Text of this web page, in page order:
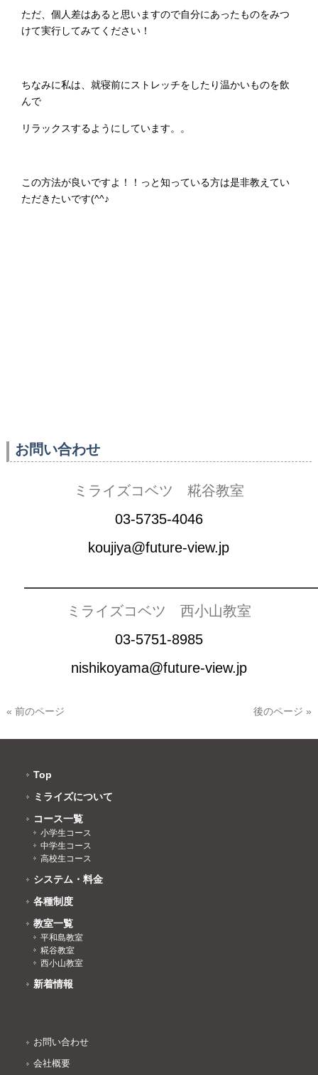
ただ、個人差はあると思いますので自分にあったものをみつ
けて実行してみてください！
ちなみに私は、就寝前にストレッチをしたり温かいものを飲
んで
リラックスするようにしています。。
この方法が良いですよ！！っと知っている方は是非教えてい
ただきたいです(^^♪
お問い合わせ
ミライズコベツ 糀谷教室
03-5735-4046
koujiya@future-view.jp
ミライズコベツ 西小山教室
03-5751-8985
nishikoyama@future-view.jp
« 前のページ 後のページ »
Top
ミライズについて
コース一覧
小学生コース
中学生コース
高校生コース
システム・料金
各種制度
教室一覧
平和島教室
糀谷教室
西小山教室
新着情報
お問い合わせ
会社概要